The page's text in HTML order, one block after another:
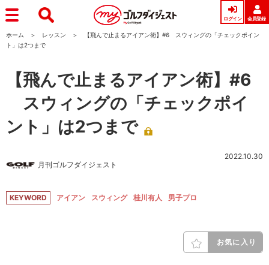
ログイン 会員登録
ホーム レッスン
【飛んで止まるアイアン術】#6 スウィングの「チェックポイン
ト」は2つまで
【飛んで止まるアイアン術】#6
スウィングの「チェックポイ
ント」は2つまで
月刊ゴルフダイジェスト
2022.10.30
KEYWORD アイアン スウィング 桂川有人 男子プロ
お気に入り